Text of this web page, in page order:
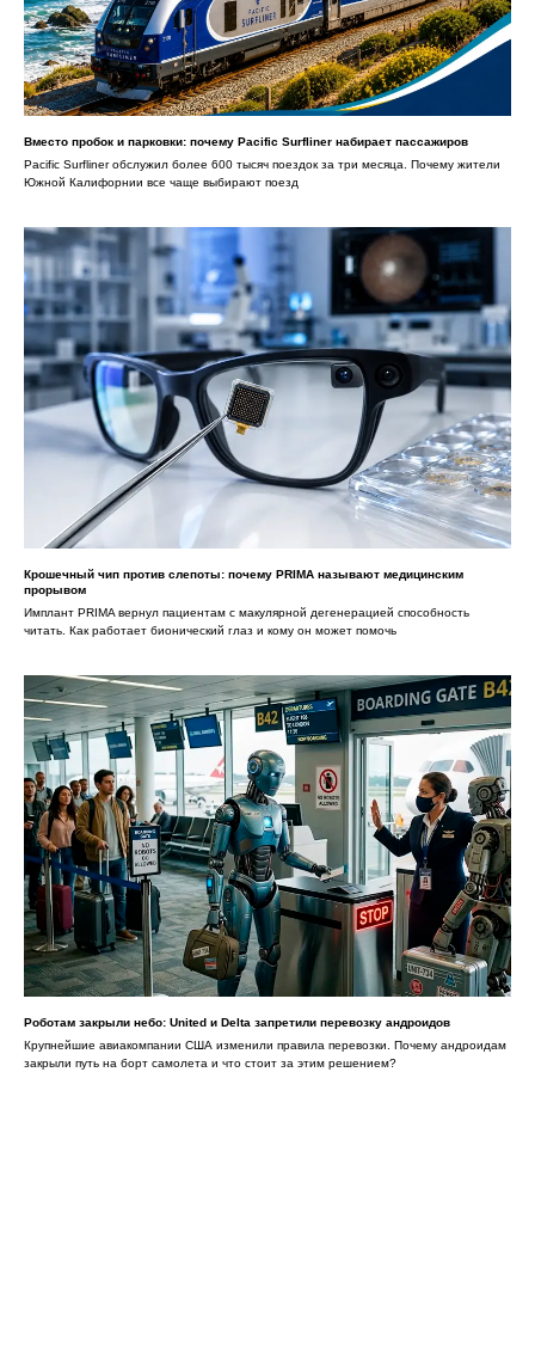
Вместо пробок и парковки: почему Pacific Surfliner набирает пассажиров
Pacific Surfliner обслужил более 600 тысяч поездок за три месяца. Почему жители
Южной Калифорнии все чаще выбирают поезд
Крошечный чип против слепоты: почему PRIMA называют медицинским
прорывом
Имплант PRIMA вернул пациентам с макулярной дегенерацией способность
читать. Как работает бионический глаз и кому он может помочь
Роботам закрыли небо: United и Delta запретили перевозку андроидов
Крупнейшие авиакомпании США изменили правила перевозки. Почему андроидам
закрыли путь на борт самолета и что стоит за этим решением?